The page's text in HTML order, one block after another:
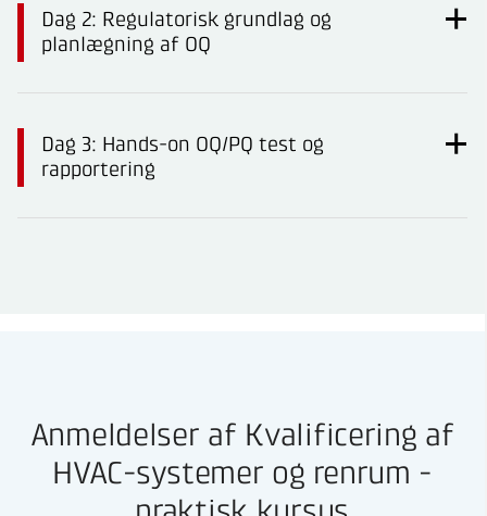
Dag 2: Regulatorisk grundlag og
planlægning af OQ
Dag 3: Hands-on OQ/PQ test og
rapportering
Anmeldelser af Kvalificering af
HVAC-systemer og renrum -